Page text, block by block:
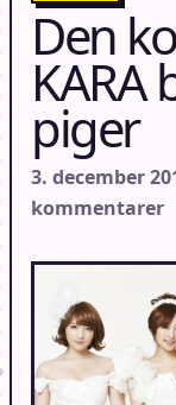
Den
KARA
piger
3. december
kommentarer